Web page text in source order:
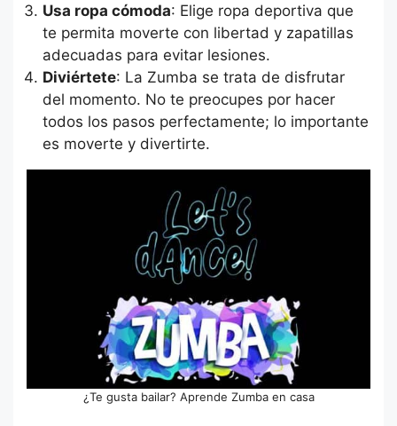
Usa ropa cómoda: Elige ropa deportiva que
te permita moverte con libertad y zapatillas
adecuadas para evitar lesiones.
Diviértete: La Zumba se trata de disfrutar
del momento. No te preocupes por hacer
todos los pasos perfectamente; lo importante
es moverte y divertirte.
¿Te gusta bailar? Aprende Zumba en casa